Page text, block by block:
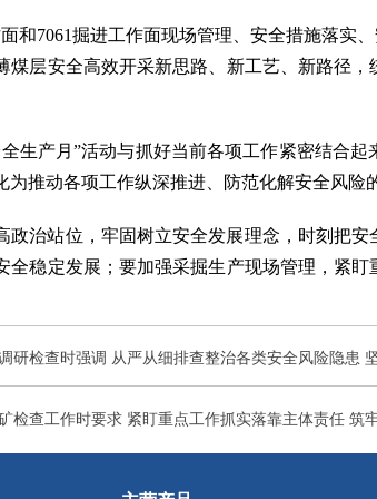
和7061掘进工作面现场管理、安全措施落实
煤层安全高效开采新思路、新工艺、新路径
生产月”活动与抓好当前各项工作紧密结合
推动各项工作纵深推进、防范化解安全风险
政治站位，牢固树立安全发展理念，时刻把
全稳定发展；要加强采掘生产现场管理，紧
研检查时强调 从严从细排查整治各类安全风险隐患
检查工作时要求 紧盯重点工作抓实落靠主体责任 筑